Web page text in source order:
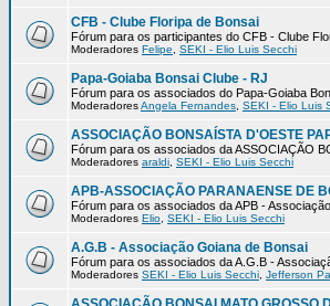
CFB - Clube Floripa de Bonsai
Fórum para os participantes do CFB - Clube
Moderadores Felipe SEKI - Elio Luis Secchi
Papa-Goiaba Bonsai Clube - RJ
Fórum para os associados do Papa-Goiaba
ModeradoresAngela Fernandes SEKI - Elio Luis
ASSOCIAÇÃO BONSAÍSTA D'OESTE
Fórum para os associados da ASSOCIAÇÃO
Moderadores araldi SEKI - Elio Luis Secchi
APB-ASSOCIAÇÃO PARANAENSE DE
Fórum para os associados da APB -
Moderadores Elio SEKI - Elio Luis Secchi
A.G.B - Associação Goiana de Bonsai
Fórum para os associados da A.G.B -
Moderadores SEKI - Elio Luis Secchi Jefferson